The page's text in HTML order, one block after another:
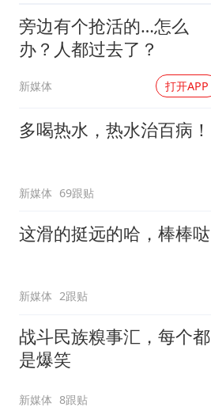
旁边有个抢活的…怎么
办？人都过去了？
新媒体 打开APP
多喝热水，热水治百病！
新媒体 69跟贴
这滑的挺远的哈，棒棒哒
新媒体 2跟贴
战斗民族糗事汇，每个都
是爆笑
新媒体 8跟贴